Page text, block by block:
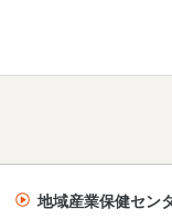
地域産業保健セン